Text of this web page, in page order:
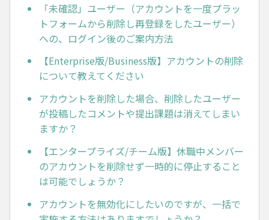
「未確認」ユーザー（アカウントを一度プラッ
トフォームから削除し再登録をしたユーザー）
への、ログイン後のご案内方法
【Enterprise版/Business版】アカウントの削除
について教えてください
アカウントを削除した場合、削除したユーザー
が投稿したコメントや提出課題は消えてしまい
ますか？
【エンタープライズ/チーム版】休職中メンバー
のアカウントを削除せず一時的に停止すること
は可能でしょうか？
アカウントを無効化にしたいのですが、一括で